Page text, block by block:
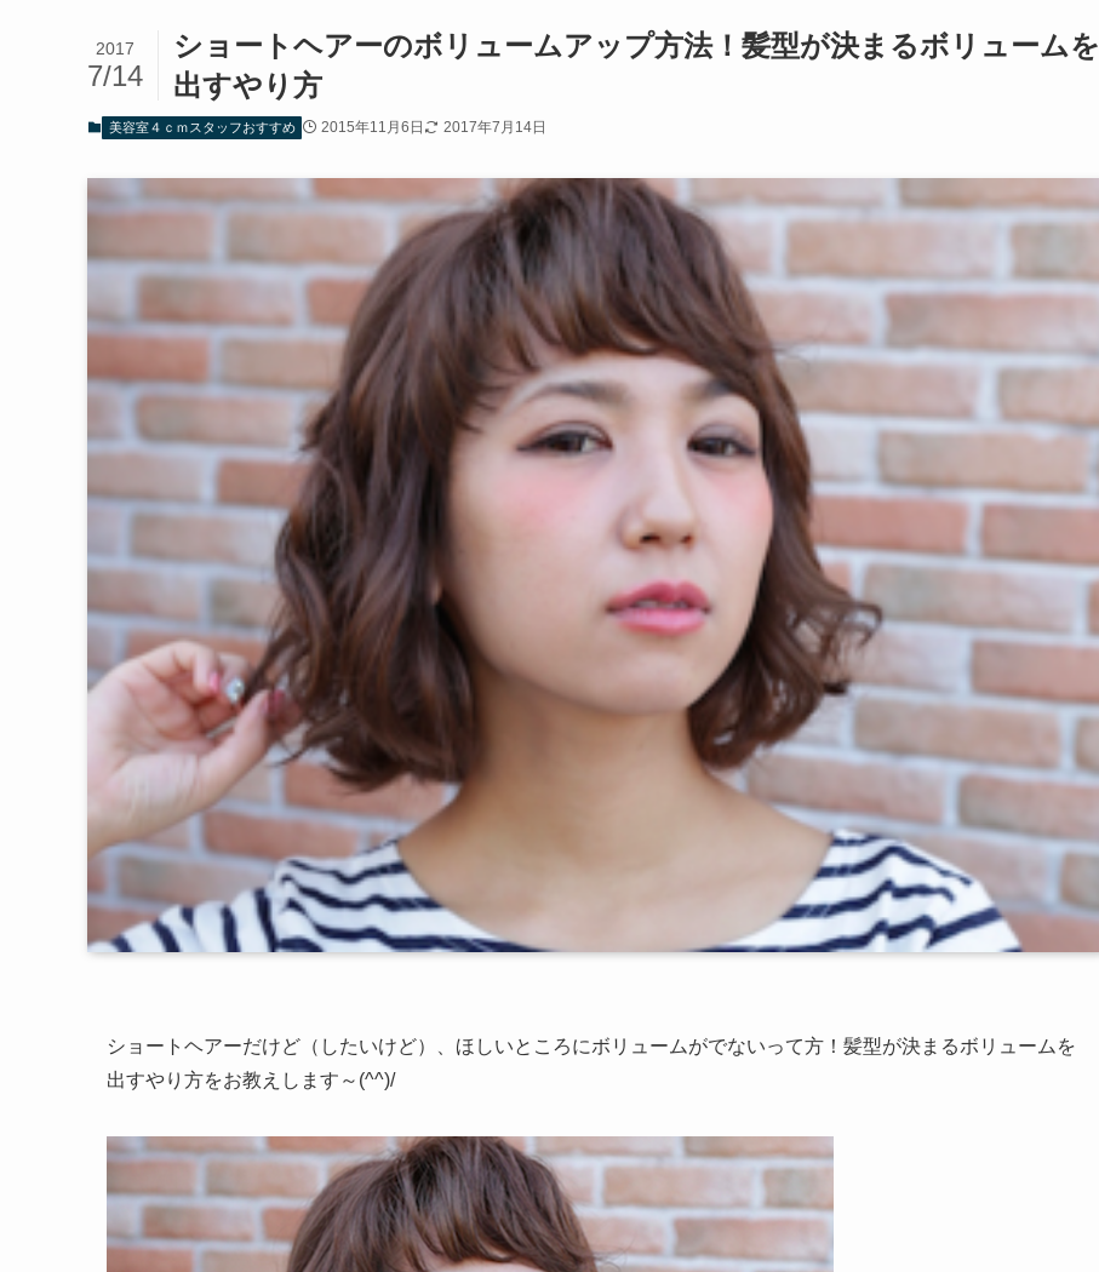
ショートヘアーのボリュームアップ方法！髪型が決まるボリュームを
出すやり方
2017
7/14
美容室４ｃｍスタッフおすすめ 2015年11月6日 2017年7月14日
ショートヘアーだけど（したいけど）、ほしいところにボリュームがでないって方！髪型が決まるボリュームを
出すやり方をお教えします～(^^)/